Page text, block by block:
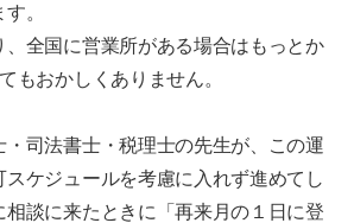
。
、全国に営業所がある場合はもっとか
もおかしくありません。
司法書士・税理士の先生が、この運
ケジュールを考慮に入れず進めてし
相談に来たときに「再来月の１日に登